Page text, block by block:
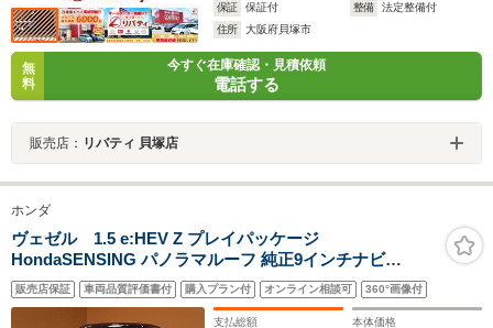
保証
保証付 整備
法定整備付
住所
大阪府貝塚市
無
料
今すぐ在庫確認・見積依頼
電話する
販売店： リバティ 貝塚店
ホンダ
ヴェゼル 1.5 e:HEV Z プレイパッケージ
HondaSENSING パノラマルーフ 純正9インチナビ
Bluetooth対応 マルチビューカメラ ビルドインETC2.0 ア
ダプティブクルーズコントロール LEDヘッドライト パワ
ーバックドア スマートキー 純正アルミホイール
販売店保証 車両品質評価書付 購入プラン付 オンライン相談可 360°画像付
支払総額 本体価格